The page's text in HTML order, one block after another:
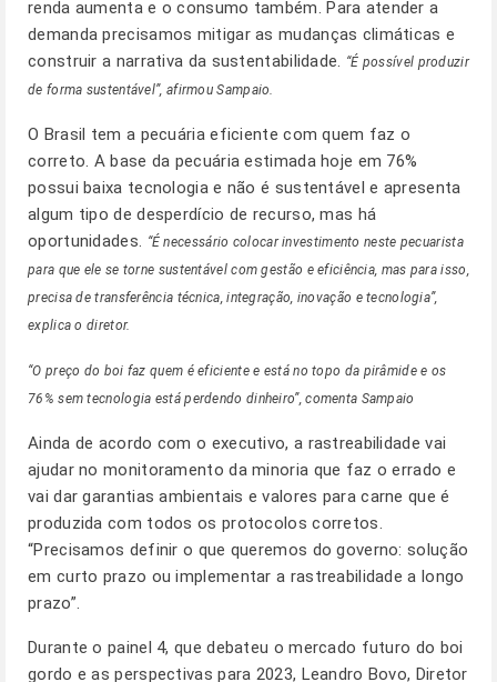
renda aumenta e o consumo também. Para atender a
demanda precisamos mitigar as mudanças climáticas e
construir a narrativa da sustentabilidade. “É possível produzir
de forma sustentável”, afirmou Sampaio.
O Brasil tem a pecuária eficiente com quem faz o
correto. A base da pecuária estimada hoje em 76%
possui baixa tecnologia e não é sustentável e apresenta
algum tipo de desperdício de recurso, mas há
oportunidades. “É necessário colocar investimento neste pecuarista
para que ele se torne sustentável com gestão e eficiência, mas para isso,
precisa de transferência técnica, integração, inovação e tecnologia”,
explica o diretor.
“O preço do boi faz quem é eficiente e está no topo da pirâmide e os
76% sem tecnologia está perdendo dinheiro”, comenta Sampaio
Ainda de acordo com o executivo, a rastreabilidade vai
ajudar no monitoramento da minoria que faz o errado e
vai dar garantias ambientais e valores para carne que é
produzida com todos os protocolos corretos.
“Precisamos definir o que queremos do governo: solução
em curto prazo ou implementar a rastreabilidade a longo
prazo”.
Durante o painel 4, que debateu o mercado futuro do boi
gordo e as perspectivas para 2023, Leandro Bovo, Diretor